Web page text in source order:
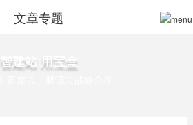
文章专题
智建站 用宝盒